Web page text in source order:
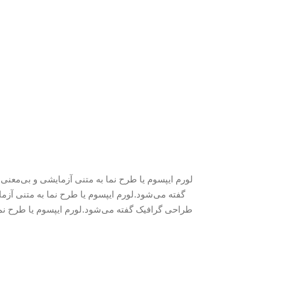
لورم ایپسوم یا طرح‌ نما به متنی آزمایشی و
گفته می‌شود.لورم ایپسوم یا طرح‌ نما به متنی
طراحی گرافیک گفته می‌شود.لورم ایپسوم یا طرح‌